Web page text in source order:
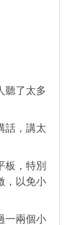
聽了太多
話，講太
板，特別
，以免小
一兩個小